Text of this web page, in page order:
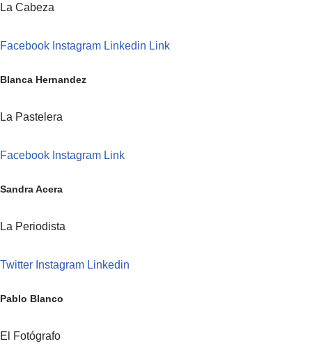
La Cabeza
Facebook Instagram Linkedin Link
Blanca Hernandez
La Pastelera
Facebook Instagram Link
Sandra Acera
La Periodista
Twitter Instagram Linkedin
Pablo Blanco
El Fotógrafo